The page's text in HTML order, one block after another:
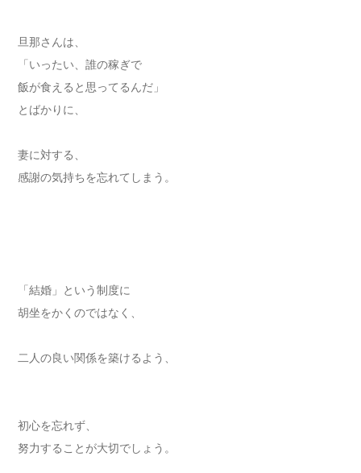
旦那さんは、
「いったい、誰の稼ぎで
飯が食えると思ってるんだ」
とばかりに、
妻に対する、
感謝の気持ちを忘れてしまう。
「結婚」という制度に
胡坐をかくのではなく、
二人の良い関係を築けるよう、
初心を忘れず、
努力することが大切でしょう。